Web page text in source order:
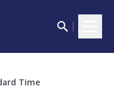
Time